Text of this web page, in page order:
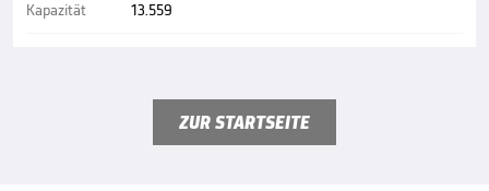
Kapazität 13.559
ZUR STARTSEITE